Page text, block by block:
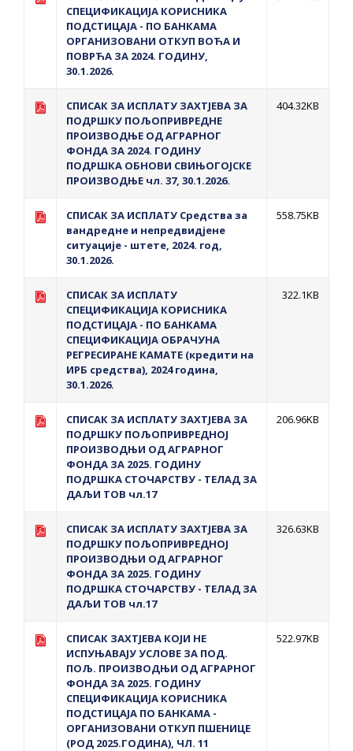
СПЕЦИФИКАЦИЈА КОРИСНИКА
ПОДСТИЦАЈА - ПО БАНКАМА
ОРГАНИЗОВАНИ ОТКУП ВОЋА И
ПОВРЋА ЗА 2024. ГОДИНУ,
30.1.2026.
СПИСАК ЗА ИСПЛАТУ ЗАХТЈЕВА ЗА
ПОДРШКУ ПОЉОПРИВРЕДНЕ
ПРОИЗВОДЊЕ ОД АГРАРНОГ
ФОНДА ЗА 2024. ГОДИНУ
ПОДРШКА ОБНОВИ СВИЊОГОЈСКЕ
ПРОИЗВОДЊЕ чл. 37, 30.1.2026.
404.32KB
СПИСАК ЗА ИСПЛАТУ Средства за
вандредне и непредвидјене
ситуације - штете, 2024. год,
30.1.2026.
558.75KB
СПИСАК ЗА ИСПЛАТУ
СПЕЦИФИКАЦИЈА КОРИСНИКА
ПОДСТИЦАЈА - ПО БАНКАМА
СПЕЦИФИКАЦИЈА ОБРАЧУНА
РЕГРЕСИРАНЕ КАМАТЕ (кредити на
ИРБ средства), 2024 година,
30.1.2026.
322.1KB
СПИСАК ЗА ИСПЛАТУ ЗАХТЈЕВА ЗА
ПОДРШКУ ПОЉОПРИВРЕДНОЈ
ПРОИЗВОДЊИ ОД АГРАРНОГ
ФОНДА ЗА 2025. ГОДИНУ
ПОДРШКА СТОЧАРСТВУ - ТЕЛАД ЗА
ДАЉИ ТОВ чл.17
206.96KB
СПИСАК ЗА ИСПЛАТУ ЗАХТЈЕВА ЗА
ПОДРШКУ ПОЉОПРИВРЕДНОЈ
ПРОИЗВОДЊИ ОД АГРАРНОГ
ФОНДА ЗА 2025. ГОДИНУ
ПОДРШКА СТОЧАРСТВУ - ТЕЛАД ЗА
ДАЉИ ТОВ чл.17
326.63KB
СПИСАК ЗАХТЈЕВА КОЈИ НЕ
ИСПУЊАВАЈУ УСЛОВЕ ЗА ПОД.
ПОЉ. ПРОИЗВОДЊИ ОД АГРАРНОГ
ФОНДА ЗА 2025. ГОДИНУ
СПЕЦИФИКАЦИЈА КОРИСНИКА
ПОДСТИЦАЈА ПО БАНКАМА -
ОРГАНИЗОВАНИ ОТКУП ПШЕНИЦЕ
(РОД 2025.ГОДИНА), ЧЛ. 11
522.97KB